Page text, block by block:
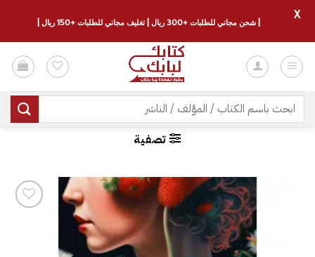
للمحتوى
البحث
عن:
تصفية
| شحن مجاني للطلبات +300 ريال | تغليف مجاني للطلبات +150 ريال |
X